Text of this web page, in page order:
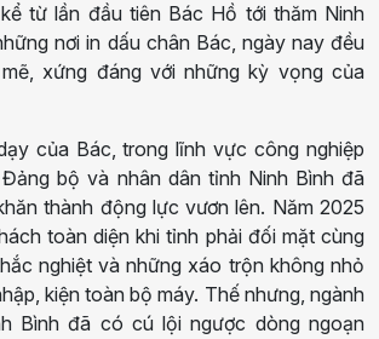
từ lần đầu tiên Bác Hồ tới thăm Ninh
nơi in dấu chân Bác, ngày nay đều
xứng đáng với những kỳ vọng của
của Bác, trong lĩnh vực công nghiệp
bộ và nhân dân tỉnh Ninh Bình đã
thành động lực vươn lên. Năm 2025
toàn diện khi tỉnh phải đối mặt cùng
nghiệt và những xáo trộn không nhỏ
kiện toàn bộ máy. Thế nhưng, ngành
Bình đã có cú lội ngược dòng ngoạn